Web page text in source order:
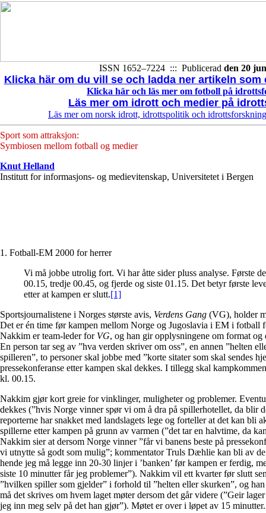
ISSN 1652–7224 ::: Publicerad den 20
Klicka här om du vill se och ladda ner artikeln
Klicka här och läs mer om fotboll på
Läs mer om idrott och medier på
Läs mer om norsk idrott, idrottspolitik och
Sport som attraksjon:
Symbiosen mellom fotball og medier
Knut Helland
Institutt for informasjons- og medievitenskap, Universitetet i Bergen
1. Fotball-EM 2000 for herrer
Vi må jobbe utrolig fort. Vi har åtte sider pluss analyse. Første
00.15, tredje 00.45, og fjerde og siste 01.15. Det betyr første
etter at kampen er slutt.[1]
Sportsjournalistene i Norges største avis, Verdens Gang (VG), holder
Det er én time før kampen mellom Norge og Jugoslavia i EM i fotball
Nakkim er team-leder for VG, og han gir opplysningene om format og
En person tar seg av ”hva verden skriver om oss”, en annen ”helten
spilleren”, to personer skal jobbe med ”korte sitater som skal sendes
pressekonferanse etter kampen skal dekkes. I tillegg skal
kl. 00.15.
Nakkim gjør kort greie for vinklinger, muligheter og problemer.
dekkes (”hvis Norge vinner spør vi om å dra på spillerhotellet, da blir
reporterne har snakket med landslagets lege og forteller at det kan bli
spillerne etter kampen på grunn av varmen (”det tar en halvtime, da
Nakkim sier at dersom Norge vinner ”får vi banens beste på
vi utnytte så godt som mulig”; kommentator Truls Dæhlie kan bli av
hende jeg må legge inn 20-30 linjer i ’banken’ før kampen er ferdig,
siste 10 minutter får jeg problemer”). Nakkim vil ett kvarter før slutt
”hvilken spiller som gjelder” i forhold til ”helten eller skurken”, og
må det skrives om hvem laget møter dersom det går videre (”Geir
jeg inn meg selv på det han gjør”). Møtet er over i løpet av 15 minutter.